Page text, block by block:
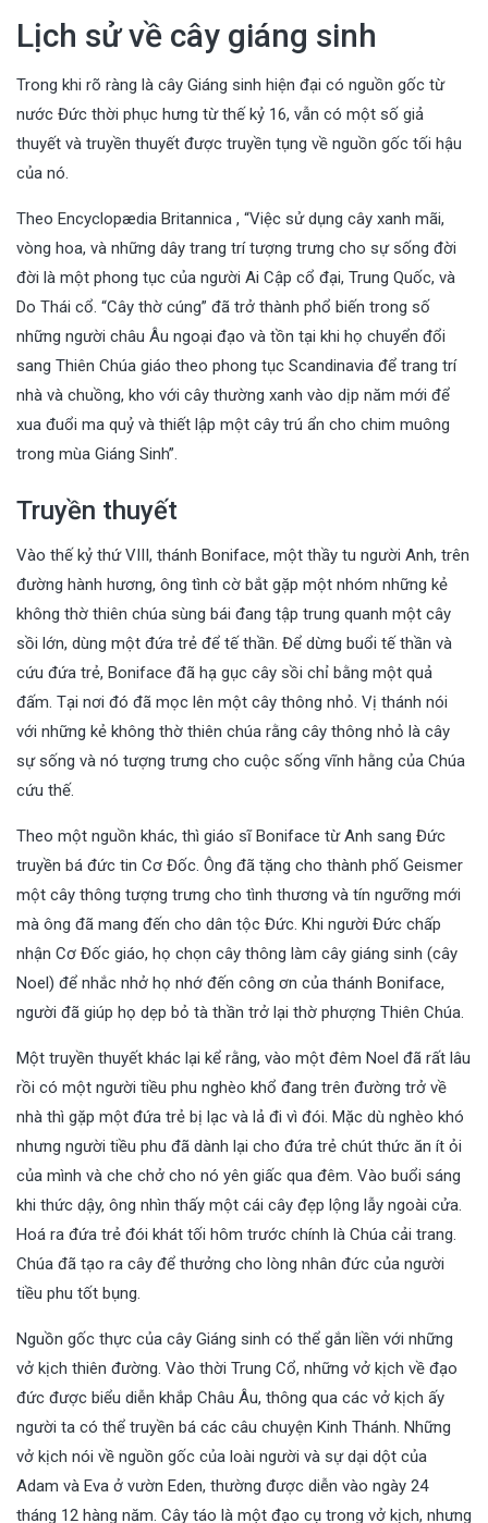
Lịch sử về cây giáng sinh
Trong khi rõ ràng là cây Giáng sinh hiện đại có nguồn gốc từ
nước Đức thời phục hưng từ thế kỷ 16, vẫn có một số giả
thuyết và truyền thuyết được truyền tụng về nguồn gốc tối hậu
của nó.
Theo Encyclopædia Britannica , “Việc sử dụng cây xanh mãi,
vòng hoa, và những dây trang trí tượng trưng cho sự sống đời
đời là một phong tục của người Ai Cập cổ đại, Trung Quốc, và
Do Thái cổ. “Cây thờ cúng” đã trở thành phổ biến trong số
những người châu Âu ngoại đạo và tồn tại khi họ chuyển đổi
sang Thiên Chúa giáo theo phong tục Scandinavia để trang trí
nhà và chuồng, kho với cây thường xanh vào dịp năm mới để
xua đuổi ma quỷ và thiết lập một cây trú ẩn cho chim muông
trong mùa Giáng Sinh”.
Truyền thuyết
Vào thế kỷ thứ VIII, thánh Boniface, một thầy tu người Anh, trên
đường hành hương, ông tình cờ bắt gặp một nhóm những kẻ
không thờ thiên chúa sùng bái đang tập trung quanh một cây
sồi lớn, dùng một đứa trẻ để tế thần. Để dừng buổi tế thần và
cứu đứa trẻ, Boniface đã hạ gục cây sồi chỉ bằng một quả
đấm. Tại nơi đó đã mọc lên một cây thông nhỏ. Vị thánh nói
với những kẻ không thờ thiên chúa rằng cây thông nhỏ là cây
sự sống và nó tượng trưng cho cuộc sống vĩnh hằng của Chúa
cứu thế.
Theo một nguồn khác, thì giáo sĩ Boniface từ Anh sang Đức
truyền bá đức tin Cơ Đốc. Ông đã tặng cho thành phố Geismer
một cây thông tượng trưng cho tình thương và tín ngưỡng mới
mà ông đã mang đến cho dân tộc Đức. Khi người Đức chấp
nhận Cơ Đốc giáo, họ chọn cây thông làm cây giáng sinh (cây
Noel) để nhắc nhở họ nhớ đến công ơn của thánh Boniface,
người đã giúp họ dẹp bỏ tà thần trở lại thờ phượng Thiên Chúa.
Một truyền thuyết khác lại kể rằng, vào một đêm Noel đã rất lâu
rồi có một người tiều phu nghèo khổ đang trên đường trở về
nhà thì gặp một đứa trẻ bị lạc và lả đi vì đói. Mặc dù nghèo khó
nhưng người tiều phu đã dành lại cho đứa trẻ chút thức ăn ít ỏi
của mình và che chở cho nó yên giấc qua đêm. Vào buổi sáng
khi thức dậy, ông nhìn thấy một cái cây đẹp lộng lẫy ngoài cửa.
Hoá ra đứa trẻ đói khát tối hôm trước chính là Chúa cải trang.
Chúa đã tạo ra cây để thưởng cho lòng nhân đức của người
tiều phu tốt bụng.
Nguồn gốc thực của cây Giáng sinh có thể gắn liền với những
vở kịch thiên đường. Vào thời Trung Cổ, những vở kịch về đạo
đức được biểu diễn khắp Châu Âu, thông qua các vở kịch ấy
người ta có thể truyền bá các câu chuyện Kinh Thánh. Những
vở kịch nói về nguồn gốc của loài người và sự dại dột của
Adam và Eva ở vườn Eden, thường được diễn vào ngày 24
tháng 12 hàng năm. Cây táo là một đạo cụ trong vở kịch, nhưng